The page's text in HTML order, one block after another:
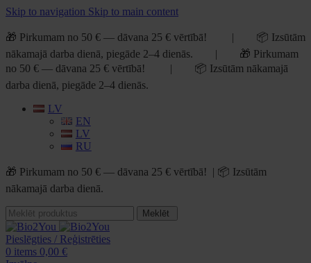
Skip to navigation Skip to main content
🎁 Pirkumam no 50 € — dāvana 25 € vērtībā! | 📦 Izsūtām
nākamajā darba dienā, piegāde 2–4 dienās. | 🎁 Pirkumam
no 50 € — dāvana 25 € vērtībā! | 📦 Izsūtām nākamajā
darba dienā, piegāde 2–4 dienās.
LV
EN
LV
RU
🎁 Pirkumam no 50 € — dāvana 25 € vērtībā! | 📦 Izsūtām
nākamajā darba dienā.
Meklēt
Pieslēgties / Reģistrēties
0 items 0,00 €